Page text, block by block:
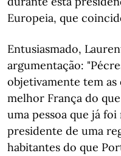
Europeia, que
Entusiasmado,
argumentação:
objetivamente tem
melhor França do
uma pessoa que já
presidente de uma
habitantes do que